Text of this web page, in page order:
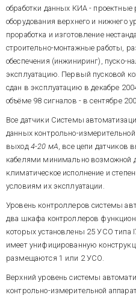
обработки данных КИА - проектные
оборудования верхнего и нижнего
проработка и изготовление
строительно-монтажные работы,
обеспечения (инжиниринг), пуско-
эксплуатацию. Первый пусковой
сдан в эксплуатацию в декабре
объёме 98 сигналов - в сентябре
Все датчики Системы
данных контрольно-
выход 4-20 мА , все цепи
кабелями минимально возможной
климатическое исполнение и
условиям их эксплуатации.
Уровень контроллеров системы
два шкафа контроллеров
которых установлены 25 УСО
имеет унифицированную
размещаются 1 или 2 УСО.
Верхний уровень системы
контрольно-измерительной